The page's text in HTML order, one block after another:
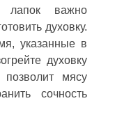
лапок важно
духовку.
указанные в
духовку
мясу
сочность